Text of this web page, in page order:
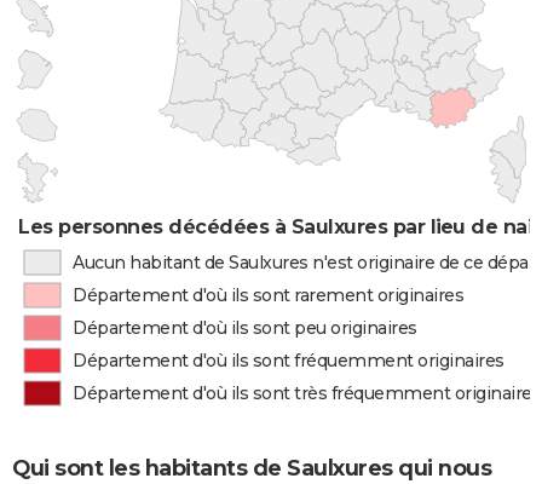
Les personnes décédées à Saulxures par lieu de
Aucun habitant de Saulxures n'est originaire de ce
Département d'où ils sont rarement originaires
Département d'où ils sont peu originaires
Département d'où ils sont fréquemment originaires
Département d'où ils sont très fréquemment originaires
Qui sont les habitants de Saulxures qui nous